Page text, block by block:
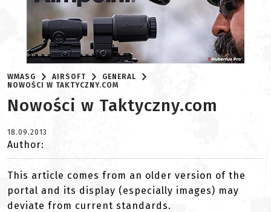
WMASG AIRSOFT
GENERAL
NOWOŚCI W TAKTYCZNY.COM
Nowości w Taktyczny.com
18.09.2013
Author:
This article comes from an older version of the
portal and its display (especially images) may
deviate from current standards.